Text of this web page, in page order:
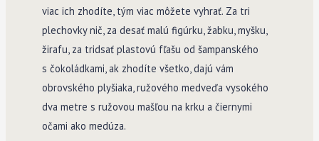
viac ich zhodíte, tým viac môžete vyhrať. Za tri
plechovky nič, za desať malú figúrku, žabku, myšku,
žirafu, za tridsať plastovú fľašu od šampanského
s čokoládkami, ak zhodíte všetko, dajú vám
obrovského plyšiaka, ružového medveďa vysokého
dva metre s ružovou mašľou na krku a čiernymi
očami ako medúza.